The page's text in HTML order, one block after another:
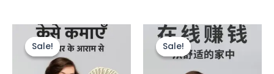
Sale!
Sale!
Original
price
was:
$9.99.
Current
price
is:
$4.99.
Sale!
Sale!
Original
price
was:
$9.99.
Current
price
is:
$4.99.